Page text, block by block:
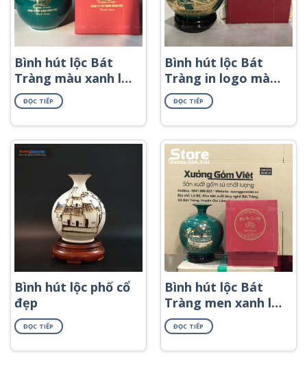
Bình hút lộc Bát
Tràng màu xanh lá
in logo họa tiết mã
đáo thành công in
decal vàng BHL-45
ĐỌC TIẾP
Bình hút lộc Bát
Tràng in logo màu
xanh lá họa tiết
thuyền buồm tấp
nập BHL-63
ĐỌC TIẾP
Bình hút lộc phố cổ
đẹp
ĐỌC TIẾP
Bình hút lộc Bát
Tràng men xanh lá
in logo họa tiết
thuyền buồn in
decal vàng BHL-57
ĐỌC TIẾP